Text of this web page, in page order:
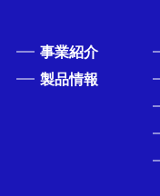
事業紹介
製品情報